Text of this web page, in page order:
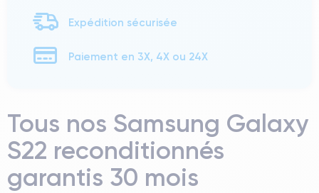
Expédition sécurisée
Paiement en 3X, 4X ou 24X
Tous nos Samsung Galaxy
S22 reconditionnés
garantis 30 mois